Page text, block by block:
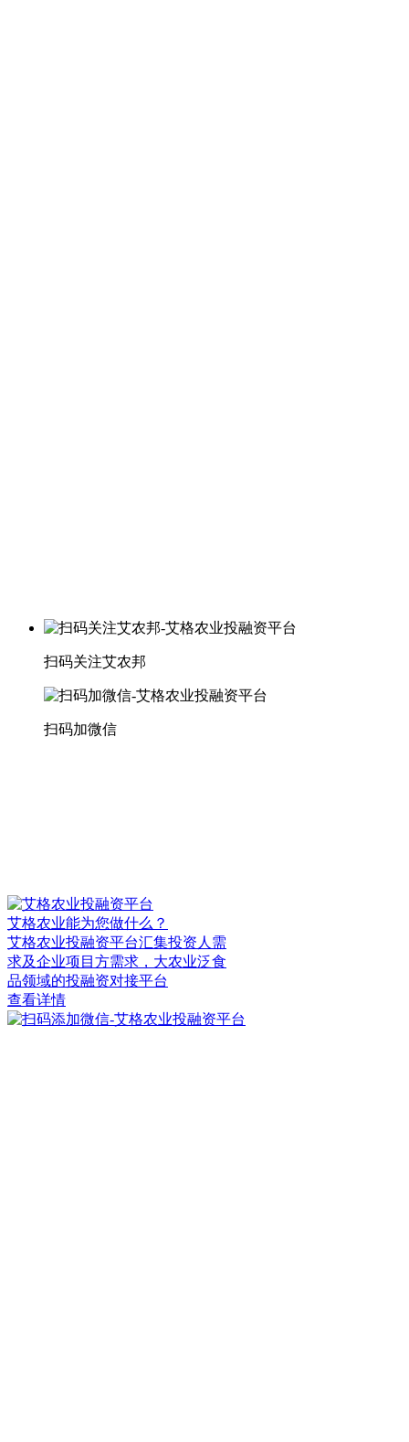
扫码关注艾农邦
扫码加微信
艾格农业能为您做什么？
艾格农业投融资平台汇集投资人需
求及企业项目方需求，大农业泛食
品领域的投融资对接平台
查看详情